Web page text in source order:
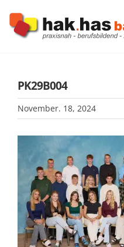
Inhalt
springen
PK29B004
November. 18, 2024